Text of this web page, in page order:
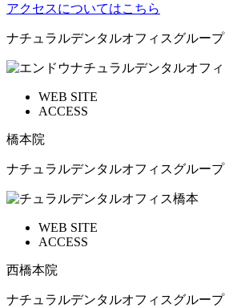
アクセスについてはこちら
ナチュラルデンタルオフィスグループ
WEB SITE
ACCESS
橋本院
ナチュラルデンタルオフィスグループ
WEB SITE
ACCESS
西橋本院
ナチュラルデンタルオフィスグループ